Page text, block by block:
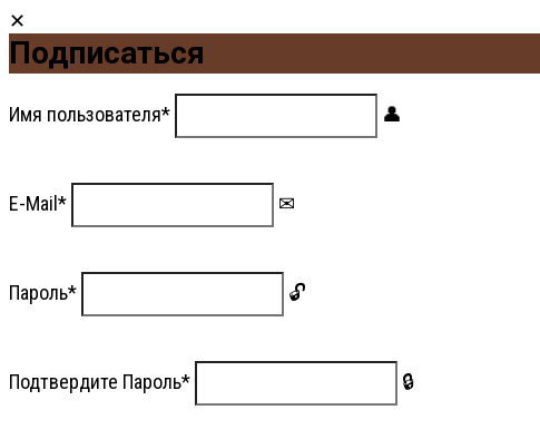
Подписаться
Имя пользователя*
E-Mail*
Пароль*
Подтвердите Пароль*